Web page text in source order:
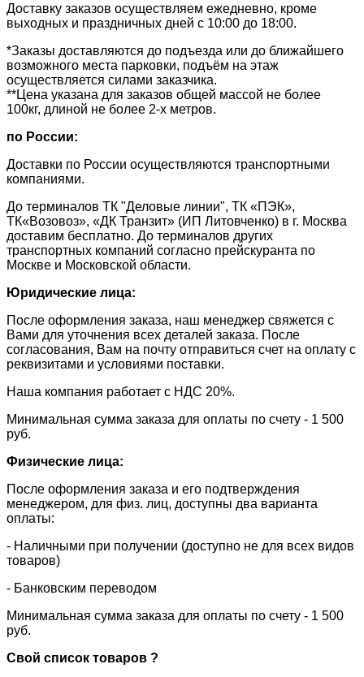
Доставку заказов осуществляем ежедневно, кроме
выходных и праздничных дней с 10:00 до 18:00.
*Заказы доставляются до подъезда или до ближайшего
возможного места парковки, подъём на этаж
осуществляется силами заказчика.
**Цена указана для заказов общей массой не более
100кг, длиной не более 2-х метров.
по России:
Доставки по России осуществляются транспортными
компаниями.
До терминалов ТК "Деловые линии", ТК «ПЭК»,
ТК«Возовоз», «ДК Транзит» (ИП Литовченко) в г. Москва
доставим бесплатно. До терминалов других
транспортных компаний согласно прейскуранта по
Москве и Московской области.
Юридические лица:
После оформления заказа, наш менеджер свяжется с
Вами для уточнения всех деталей заказа. После
согласования, Вам на почту отправиться счет на оплату с
реквизитами и условиями поставки.
​Наша компания работает с НДС 20%.
​Минимальная сумма заказа для оплаты по счету - 1 500
руб.
Физические лица:
После оформления заказа и его подтверждения
менеджером, для физ. лиц, доступны два варианта
оплаты:
- Наличными при получении (доступно не для всех видов
товаров)
- Банковским переводом
Минимальная сумма заказа для оплаты по счету - 1 500
руб.
Свой список товаров ?